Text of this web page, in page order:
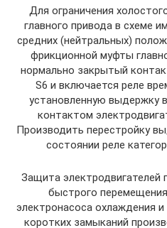
Для ограничения
главного привода в схеме
средних (нейтральных)
фрикционной муфты
нормально закрытый
S6 и включается реле
установленную выдержку
контактом
Производить перестройку
состоянии реле
Защита электродвигателей
быстрого
электронасоса охлаждения
коротких замыканий